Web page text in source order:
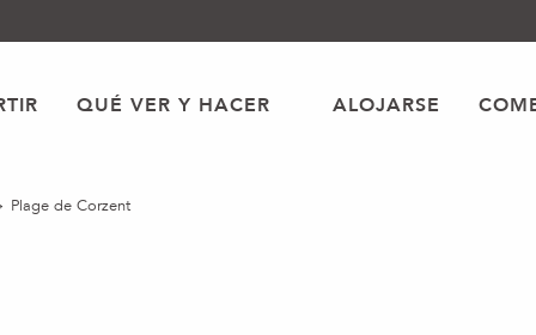
QUÉ VER Y HACER ALOJARSE
Plage de Corzent